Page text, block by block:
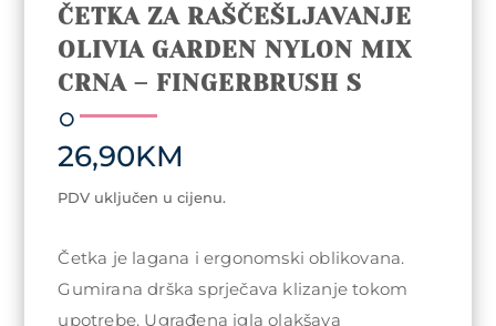
ČETKA ZA RAŠČEŠLJAVANJE
OLIVIA GARDEN NYLON MIX
CRNA – FINGERBRUSH S
26,90KM
PDV uključen u cijenu.
Četka je lagana i ergonomski oblikovana.
Gumirana drška sprječava klizanje tokom
upotrebe. Ugrađena igla olakšava